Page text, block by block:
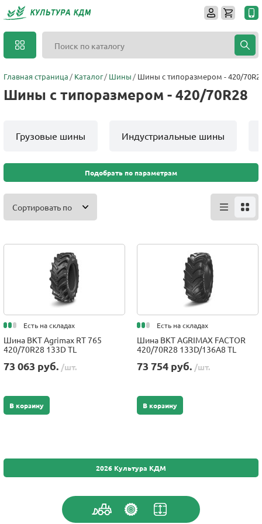
Главная страница Каталог Шины Шины с типоразмером - 420/
Шины с типоразмером - 420/70R28
Грузовые шины Индустриальные шины
Подобрать по параметрам
Сортировать по
Есть на складах
Шина BKT Agrimax RT 765
420/70R28 133D TL
73 063 руб. /шт.
В корзину
Есть на складах
Шина BKT AGRIMAX FACTOR
420/70R28 133D/136A8 TL
73 754 руб. /шт.
В корзину
2026 Культура КДМ